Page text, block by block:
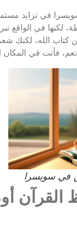
في تزايد
لكنها في الواقع
كتاب الله، لكنك
نعم، فأنت في
في سويسرا
القرآن